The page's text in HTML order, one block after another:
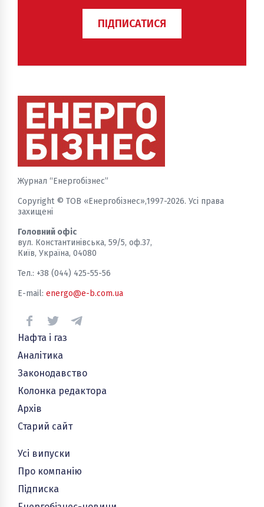
ПІДПИСАТИСЯ
Журнал “Енергобізнес”
Copyright © ТОВ «Енергобізнес»,1997-2026. Усі права
захищені
Головний офіс
вул. Константинівська, 59/5, оф.37,
Київ, Україна, 04080
Тел.: +38 (044) 425-55-56
E-mail: energo@e-b.com.ua
Нафта і газ
Аналітика
Законодавство
Колонка редактора
Архів
Старий сайт
Усі випуски
Про компанію
Підписка